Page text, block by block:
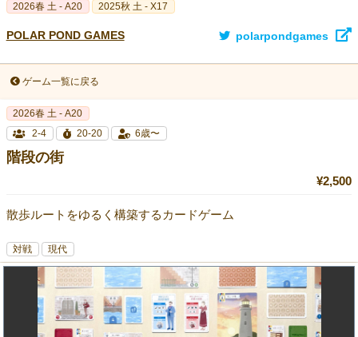
2026春 土 - A20 2025秋 土 - X17
POLAR POND GAMES polarpondgames
ゲーム一覧に戻る
2026春 土 - A20
2-4
20-20 6歳〜
階段の街
¥2,500
散歩ルートをゆるく構築するカードゲーム
対戦 現代